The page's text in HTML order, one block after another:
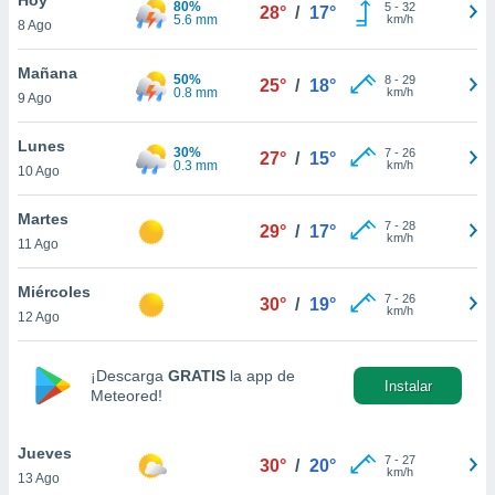
en
más
nuestra
de
aceptar
de
8 Ago
80%
5.6 mm
28° / 17° 5- 32
km/h
Mañana
9 Ago
50%
0.8 mm
25° / 18° 8- 29
km/h
Lunes
10 Ago
30%
0.3 mm
27° / 15° 7- 26
km/h
Martes
11 Ago
29° / 17° 7- 28
km/h
Miércoles
12 Ago
30° / 19° 7- 26
km/h
¡Descarga GRATIS la app de
Meteored!
Instalar
Jueves
13 Ago
30° / 20° 7- 27
km/h